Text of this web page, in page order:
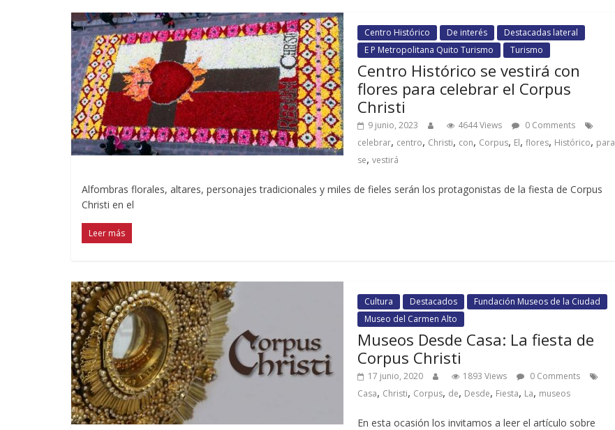
Centro Histórico De interés
Destacadas lateral
E P Metropolitana Quito Turismo
Turismo
Centro Histórico se vestirá con
flores para celebrar el Corpus
Christi
9 junio, 2023 4644 Views
0 Comments
celebrar, centro, Christi, con, Corpus, El, flores, Histórico, para
se, vestirá
Alfombras florales, altares, personajes tradicionales y miles de fieles serán los protagonistas de la fiesta de Corpus
Christi en el
Leer más
Cultura Destacados
Fundación Museos de la Ciudad
Museo del Carmen Alto
Museos Desde Casa: La fiesta de
Corpus Christi
17 junio, 2020 1893 Views
0 Comments
Casa, Christi, Corpus, de, Desde, Fiesta, La, museos
En esta ocasión los invitamos a leer el artículo sobre